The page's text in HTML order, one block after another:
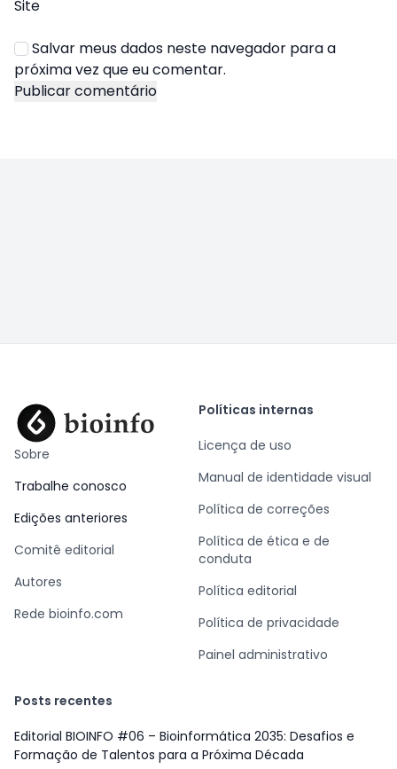
Site
Salvar meus dados neste navegador para a
próxima vez que eu comentar.
Sobre
Trabalhe conosco
Edições anteriores
Comitê editorial
Autores
Rede bioinfo.com
Políticas internas
Licença de uso
Manual de identidade visual
Política de correções
Política de ética e de
conduta
Política editorial
Política de privacidade
Painel administrativo
Posts recentes
Editorial BIOINFO #06 – Bioinformática 2035: Desafios e
Formação de Talentos para a Próxima Década